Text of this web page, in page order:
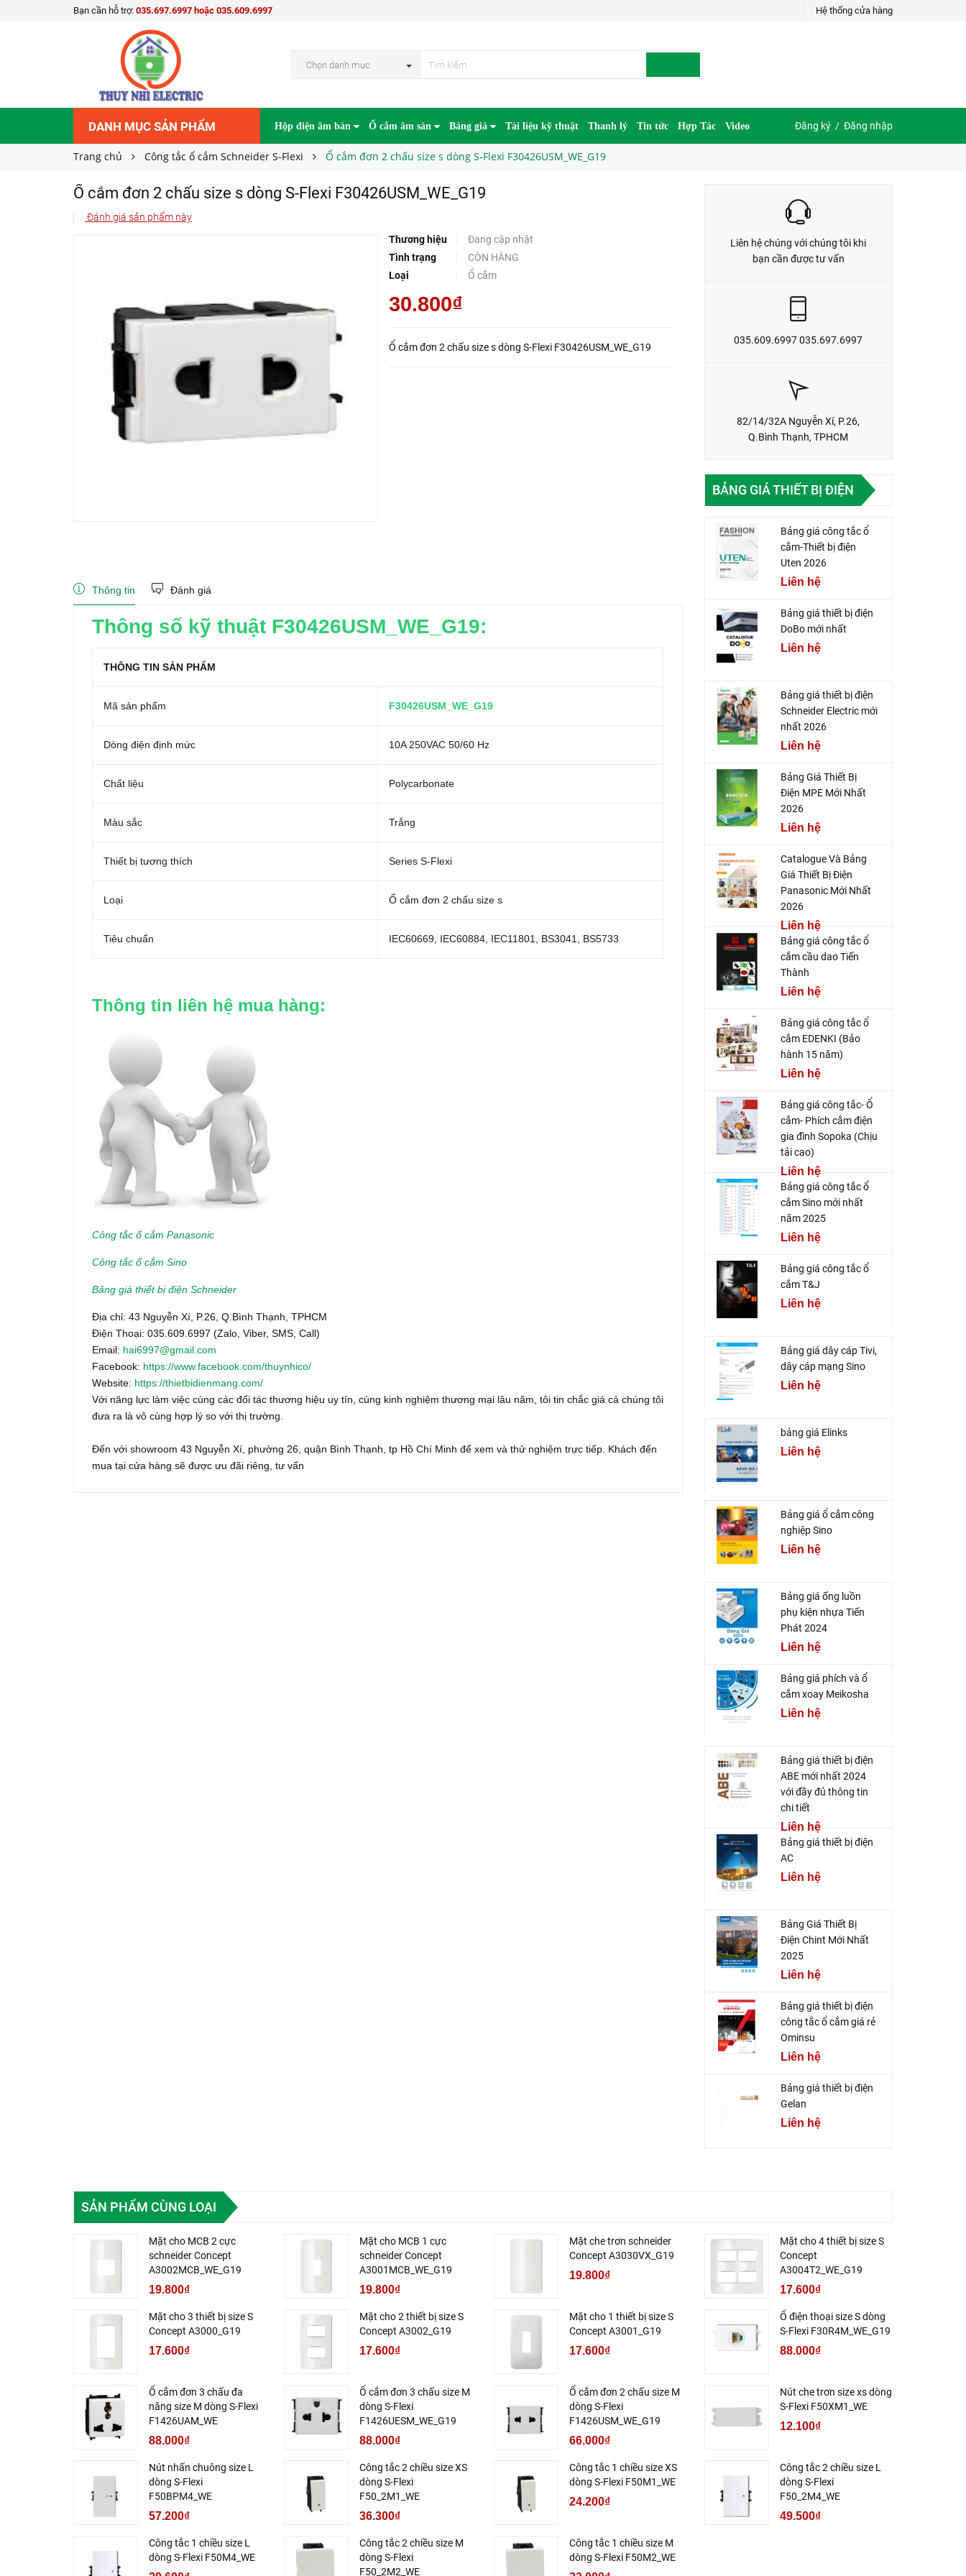
Bạn cần hỗ trợ: 035.697.6997 hoặc 035.609.6997 Hệ thống cửa hàng
Chọn danh mục
DANH MỤC SẢN PHẨM Hộp điện âm bàn Ổ cắm âm sàn Bảng giá Tài liệu kỹ thuật Thanh lý Tin tức Hợp Tác Video Đăng ký / Đăng nhập
Trang chủ Công tắc ổ cắm Schneider S-Flexi Ổ cắm đơn 2 chấu size s dòng S-Flexi F30426USM_WE_G19
Ổ cắm đơn 2 chấu size s dòng S-Flexi F30426USM_WE_G19
Đánh giá sản phẩm này
Thương hiệu
Đang cập nhật
Tình trạng
CÒN HÀNG
Loại
Ổ cắm
30.800₫
Ổ cắm đơn 2 chấu size s dòng S-Flexi F30426USM_WE_G19
Ổ cắm đơn 2 chấu size s dòng S-Flexi F30426USM_WE_G19
Giá bán: 30.800₫
LIÊN HỆ ĐẶT HÀNG
Thông tin Đánh giá
Thông số kỹ thuật F30426USM_WE_G19:
THÔNG TIN SẢN PHẨM
Mã sản phẩm F30426USM_WE_G19
Dòng điện định mức 10A 250VAC 50/60 Hz
Chất liệu Polycarbonate
Màu sắc Trắng
Thiết bị tương thích Series S-Flexi
Loại Ổ cắm đơn 2 chấu size s
Tiêu chuẩn IEC60669, IEC60884, IEC11801, BS3041, BS5733
Thông tin liên hệ mua hàng:
Công tắc ổ cắm Panasonic
Công tắc ổ cắm Sino
Bảng giá thiết bị điện Schneider
Địa chỉ: 43 Nguyễn Xí, P.26, Q.Bình Thạnh, TPHCM
Điện Thoại: 035.609.6997 (Zalo, Viber, SMS, Call)
Email: hai6997@gmail.com
Facebook: https://www.facebook.com/thuynhico/
Website: https://thietbidienmang.com/
Với năng lực làm việc cùng các đối tác thương hiệu uy tín, cùng kinh nghiệm thương mại lâu năm, tôi tin chắc giá cả chúng tôi
đưa ra là vô cùng hợp lý so với thị trường.
Đến với showroom 43 Nguyễn Xí, phường 26, quận Bình Thạnh, tp Hồ Chí Minh để xem và thử nghiệm trực tiếp. Khách đến
mua tại cửa hàng sẽ được ưu đãi riêng, tư vấn
Liên hệ chúng với chúng tôi khi
bạn cần được tư vấn
035.609.6997 035.697.6997
82/14/32A Nguyễn Xí, P.26,
Q.Bình Thạnh, TPHCM
BẢNG GIÁ THIẾT BỊ ĐIỆN
Bảng giá công tắc ổ
cắm-Thiết bị điện
Uten 2026
Liên hệ
Bảng giá thiết bị điện
DoBo mới nhất
Liên hệ
Bảng giá thiết bị điện
Schneider Electric mới
nhất 2026
Liên hệ
Bảng Giá Thiết Bị
Điện MPE Mới Nhất
2026
Liên hệ
Catalogue Và Bảng
Giá Thiết Bị Điện
Panasonic Mới Nhất
2026
Liên hệ
Bảng giá công tắc ổ
cắm cầu dao Tiến
Thành
Liên hệ
Bảng giá công tắc ổ
cắm EDENKI (Bảo
hành 15 năm)
Liên hệ
Bảng giá công tắc- Ổ
cắm- Phích cắm điện
gia đình Sopoka (Chịu
tải cao)
Liên hệ
Bảng giá công tắc ổ
cắm Sino mới nhất
năm 2025
Liên hệ
Bảng giá công tắc ổ
cắm T&J
Liên hệ
Bảng giá dây cáp Tivi,
dây cáp mạng Sino
Liên hệ
bảng giá Elinks
Liên hệ
Bảng giá ổ cắm công
nghiệp Sino
Liên hệ
Bảng giá ống luồn
phụ kiện nhựa Tiến
Phát 2024
Liên hệ
Bảng giá phích và ổ
cắm xoay Meikosha
Liên hệ
Bảng giá thiết bị điện
ABE mới nhất 2024
với đầy đủ thông tin
chi tiết
Liên hệ
Bảng giá thiết bị điện
AC
Liên hệ
Bảng Giá Thiết Bị
Điện Chint Mới Nhất
2025
Liên hệ
Bảng giá thiết bị điện
công tắc ổ cắm giá rẻ
Ominsu
Liên hệ
Bảng giá thiết bị điện
Gelan
Liên hệ
SẢN PHẨM CÙNG LOẠI
Mặt cho MCB 2 cực
schneider Concept
A3002MCB_WE_G19
19.800₫
Mặt cho MCB 1 cực
schneider Concept
A3001MCB_WE_G19
19.800₫
Mặt che trơn schneider
Concept A3030VX_G19
19.800₫
Mặt cho 4 thiết bị size S
Concept
A3004T2_WE_G19
17.600₫
Mặt cho 3 thiết bị size S
Concept A3000_G19
17.600₫
Mặt cho 2 thiết bị size S
Concept A3002_G19
17.600₫
Mặt cho 1 thiết bị size S
Concept A3001_G19
17.600₫
Ổ điện thoại size S dòng
S-Flexi F30R4M_WE_G19
88.000₫
Ổ cắm đơn 3 chấu đa
năng size M dòng S-Flexi
F1426UAM_WE
88.000₫
Ổ cắm đơn 3 chấu size M
dòng S-Flexi
F1426UESM_WE_G19
88.000₫
Ổ cắm đơn 2 chấu size M
dòng S-Flexi
F1426USM_WE_G19
66.000₫
Nút che trơn size xs dòng
S-Flexi F50XM1_WE
12.100₫
Nút nhấn chuông size L
dòng S-Flexi
F50BPM4_WE
57.200₫
Công tắc 2 chiều size XS
dòng S-Flexi
F50_2M1_WE
36.300₫
Công tắc 1 chiều size XS
dòng S-Flexi F50M1_WE
24.200₫
Công tắc 2 chiều size L
dòng S-Flexi
F50_2M4_WE
49.500₫
Công tắc 1 chiều size L
dòng S-Flexi F50M4_WE
Công tắc 2 chiều size M
dòng S-Flexi
F50_2M2_WE
Công tắc 1 chiều size M
dòng S-Flexi F50M2_WE